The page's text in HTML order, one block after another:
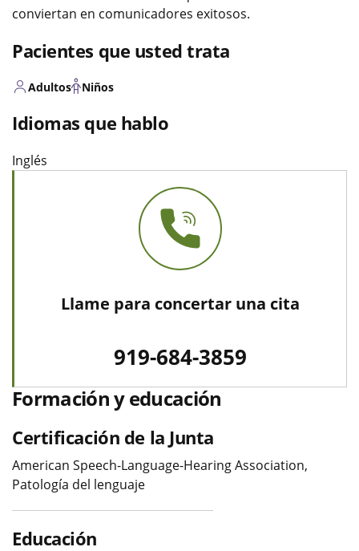
conviertan en comunicadores exitosos.
Pacientes que usted trata
Adultos Niños
Idiomas que hablo
Inglés
Llame para concertar una cita
919-684-3859
Formación y educación
Certificación de la Junta
American Speech-Language-Hearing Association,
Patología del lenguaje
Educación